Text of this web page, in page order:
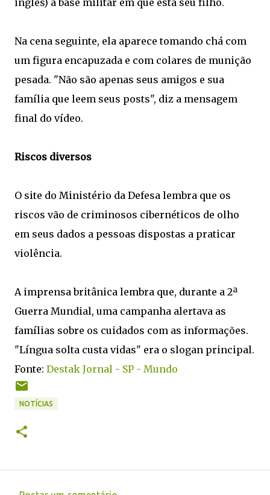
inglês) à base militar em que está seu filho.
Na cena seguinte, ela aparece tomando chá com
um figura encapuzada e com colares de munição
pesada. "Não são apenas seus amigos e sua
família que leem seus posts", diz a mensagem
final do vídeo.
Riscos diversos
O site do Ministério da Defesa lembra que os
riscos vão de criminosos cibernéticos de olho
em seus dados a pessoas dispostas a praticar
violência.
A imprensa britânica lembra que, durante a 2ª
Guerra Mundial, uma campanha alertava as
famílias sobre os cuidados com as informações.
"Língua solta custa vidas" era o slogan principal.
Fonte: Destak Jornal - SP - Mundo
NOTÍCIAS